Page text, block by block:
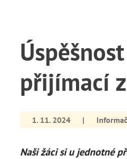
přijímací
1. 11. 2024 |
Naši žáci si u jednotné